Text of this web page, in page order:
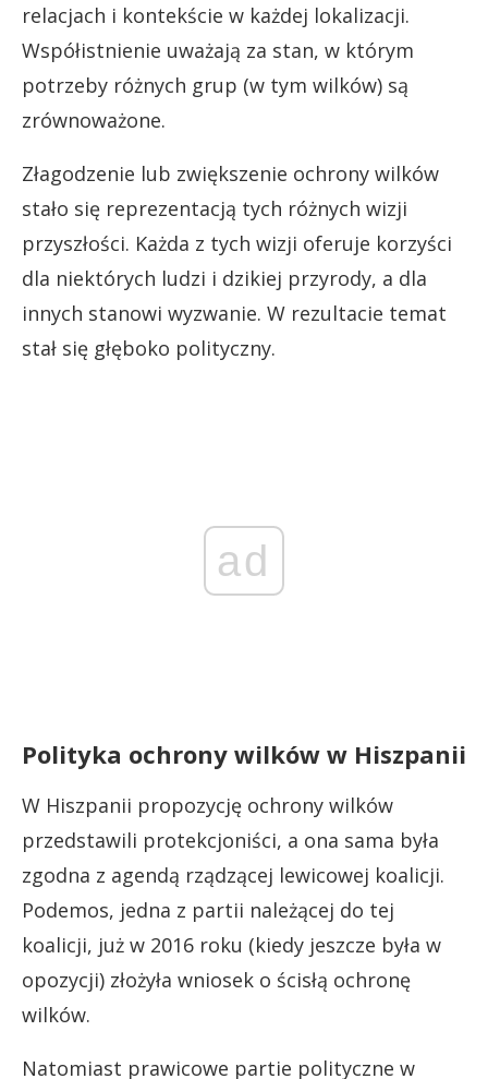
relacjach i kontekście w każdej lokalizacji.
Współistnienie uważają za stan, w którym
potrzeby różnych grup (w tym wilków) są
zrównoważone.
Złagodzenie lub zwiększenie ochrony wilków
stało się reprezentacją tych różnych wizji
przyszłości. Każda z tych wizji oferuje korzyści
dla niektórych ludzi i dzikiej przyrody, a dla
innych stanowi wyzwanie. W rezultacie temat
stał się głęboko polityczny.
ad
Polityka ochrony wilków w Hiszpanii
W Hiszpanii propozycję ochrony wilków
przedstawili protekcjoniści, a ona sama była
zgodna z agendą rządzącej lewicowej koalicji.
Podemos, jedna z partii należącej do tej
koalicji, już w 2016 roku (kiedy jeszcze była w
opozycji) złożyła wniosek o ścisłą ochronę
wilków.
Natomiast prawicowe partie polityczne w